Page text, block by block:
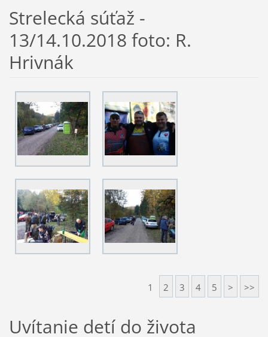
Strelecká súťaž -
13/14.10.2018 foto: R.
Hrivnák
1 2 3 4 5 > >>
Uvítanie detí do života